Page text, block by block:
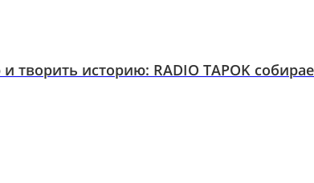
творить историю: RADIO TAPOK